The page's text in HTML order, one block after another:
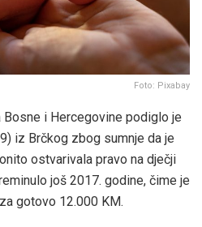
Foto: Pixabay
i Hercegovine podiglo je
iz Brčkog zbog sumnje da je
ostvarivala pravo na dječji
još 2017. godine, čime je
gotovo 12.000 KM.